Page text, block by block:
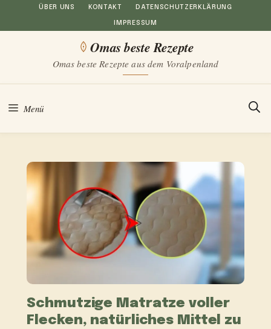
Inhalt
ÜBER UNS KONTAKT DATENSCHUTZERKLÄRUNG
IMPRESSUM
Omas beste Rezepte
Omas beste Rezepte aus dem Voralpenland
Menü
Schmutzige Matratze voller
Flecken, natürliches Mittel zu